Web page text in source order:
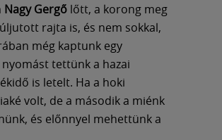
Nagy Gergőlőtt, a korong meg
rajta is, és nem sokkal,
még kaptunk egy
tettünk a hazai
is letelt. Ha a hoki
volt, de a második a miénk
és előnnyel mehettünk a